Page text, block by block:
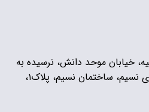
خیابان موحد دانش، نرسیده به
سفارت چین و آوا سنتر، کوچه‌ی نسیم، ساختمان نسیم، پلاک۱،